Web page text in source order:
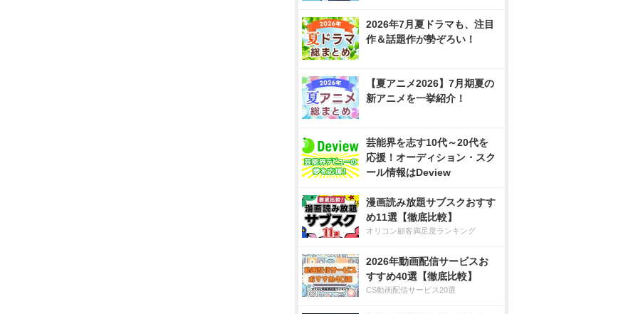
2026年7月夏ドラマも、注目
作＆話題作が勢ぞろい！
【夏アニメ2026】7月期夏の
新アニメを一挙紹介！
芸能界を志す10代～20代を
応援！オーディション・スク
ール情報はDeview
漫画読み放題サブスクおすす
め11選【徹底比較】
オリコン顧客満足度ランキング
2026年動画配信サービスお
すすめ40選【徹底比較】
CS動画配信サービス20選